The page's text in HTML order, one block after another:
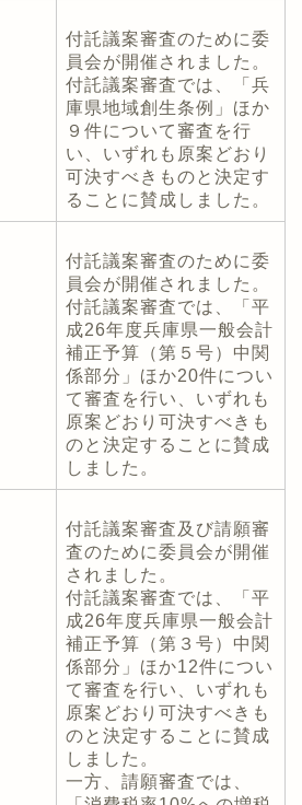
付託議案審査のために委
員会が開催されました。
付託議案審査では、「兵
庫県地域創生条例」ほか
９件について審査を行
い、いずれも原案どおり
可決すべきものと決定す
ることに賛成しました。
付託議案審査のために委
員会が開催されました。
付託議案審査では、「平
成26年度兵庫県一般会計
補正予算（第５号）中関
係部分」ほか20件につい
て審査を行い、いずれも
原案どおり可決すべきも
のと決定することに賛成
しました。
付託議案審査及び請願審
査のために委員会が開催
されました。
付託議案審査では、「平
成26年度兵庫県一般会計
補正予算（第３号）中関
係部分」ほか12件につい
て審査を行い、いずれも
原案どおり可決すべきも
のと決定することに賛成
しました。
一方、請願審査では、